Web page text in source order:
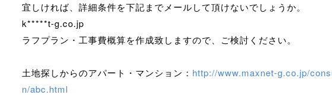
宜しければ、詳細条件を下記までメールして頂けないでしょうか。
k*****t-g.co.jp
ラフプラン・工事費概算を作成致しますので、ご検討ください。
土地探しからのアパート・マンション： http://www.maxnet-g.co.jp/
n/abc.html